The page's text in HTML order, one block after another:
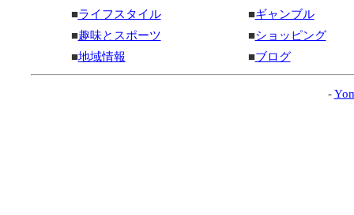
■ライフスタイル ■ギャンブル
■趣味とスポーツ ■ショッピング
■地域情報 ■ブログ
-